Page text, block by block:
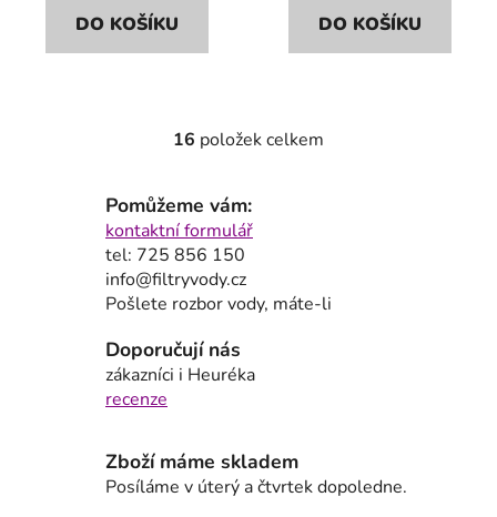
DO KOŠÍKU DO KOŠÍKU
O
l
á
d
c
r
v
ý
16 položek celkem
Pomůžeme vám:
kontaktní formulář
tel: 725 856 150
info@filtryvody.cz
Pošlete rozbor vody, máte-li
Doporučují nás
zákazníci i Heuréka
recenze
Zboží máme skladem
Posíláme v úterý a čtvrtek dopoledne.